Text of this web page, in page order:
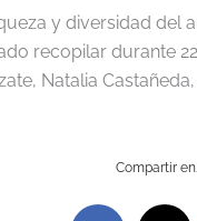
y diversidad
recopilar durante
Natalia
Compartir